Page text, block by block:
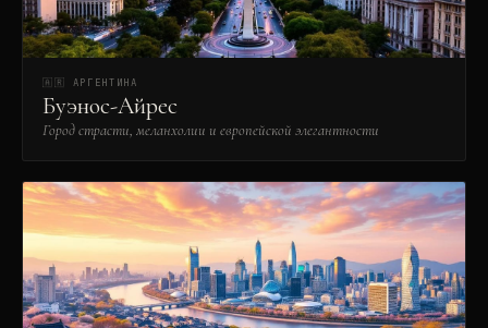
🇦🇷 АРГЕНТИНА
Буэнос-Айрес
Город страсти, меланхолии и европейской элегантности